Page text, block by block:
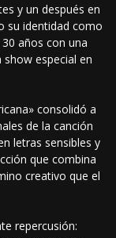
y un después en
su identidad como
años con una
especial en
consolidó a
de la canción
letras sensibles y
que combina
creativo que el
repercusión: